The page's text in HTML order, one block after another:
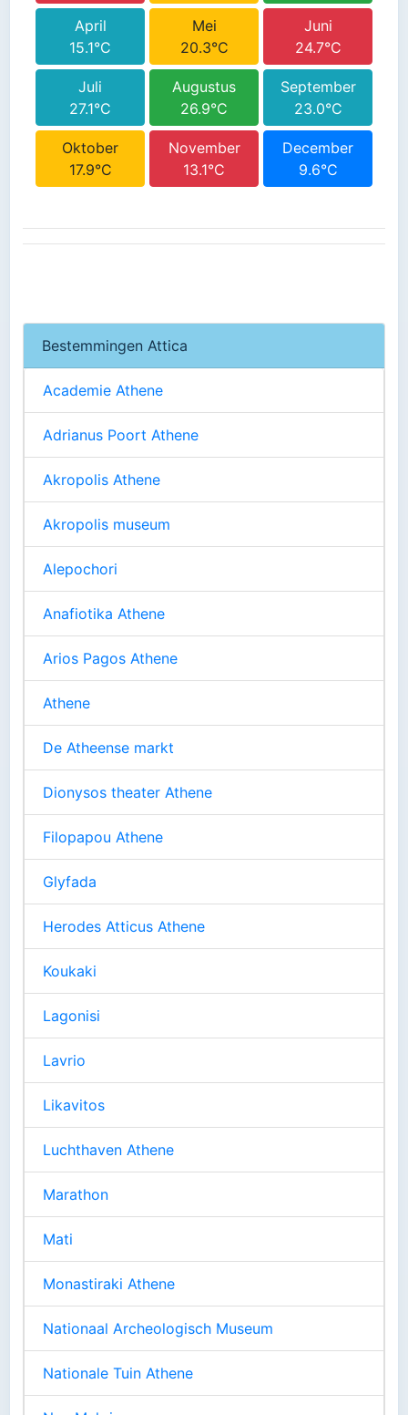
April
15.1°C
Mei
20.3°C
Juni
24.7°C
Juli
27.1°C
Augustus
26.9°C
September
23.0°C
Oktober
17.9°C
November
13.1°C
December
9.6°C
Bestemmingen Attica
Academie Athene
Adrianus Poort Athene
Akropolis Athene
Akropolis museum
Alepochori
Anafiotika Athene
Arios Pagos Athene
Athene
De Atheense markt
Dionysos theater Athene
Filopapou Athene
Glyfada
Herodes Atticus Athene
Koukaki
Lagonisi
Lavrio
Likavitos
Luchthaven Athene
Marathon
Mati
Monastiraki Athene
Nationaal Archeologisch Museum
Nationale Tuin Athene